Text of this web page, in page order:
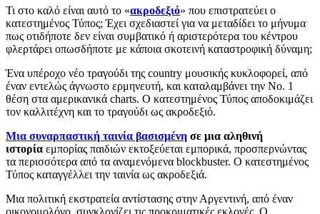
Τι στο καλό είναι αυτό το «ακροδεξιό» που επιστρατεύει ο
κατεστημένος Τύπος; Έχει σχεδιαστεί για να μεταδίδει το μήνυμα
πως οτιδήποτε δεν είναι συμβατικό ή αριστερότερα του κέντρου
φλερτάρει οπωσδήποτε με κάποια σκοτεινή καταστροφική δύναμη;
Ένα υπέροχο νέο τραγούδι της country μουσικής κυκλοφορεί, από
έναν εντελώς άγνωστο ερμηνευτή, και καταλαμβάνει την Νο. 1
θέση στα αμερικανικά charts. Ο κατεστημένος Τύπος αποδοκιμάζει
τον καλλιτέχνη και το τραγούδι ως ακροδεξιό.
Μια συναρπαστική ταινία βασισμένη σε μια αληθινή
ιστορία εμπορίας παιδιών εκτοξεύεται εμπορικά, προσπερνώντας
τα περισσότερα από τα αναμενόμενα blockbuster. Ο κατεστημένος
Τύπος καταγγέλλει την ταινία ως ακροδεξιά.
Μια πολιτική εκστρατεία αντίστασης στην Αργεντινή, από έναν
οικονομολόγο, συγκλονίζει τις προκριματικές εκλογές. Ο